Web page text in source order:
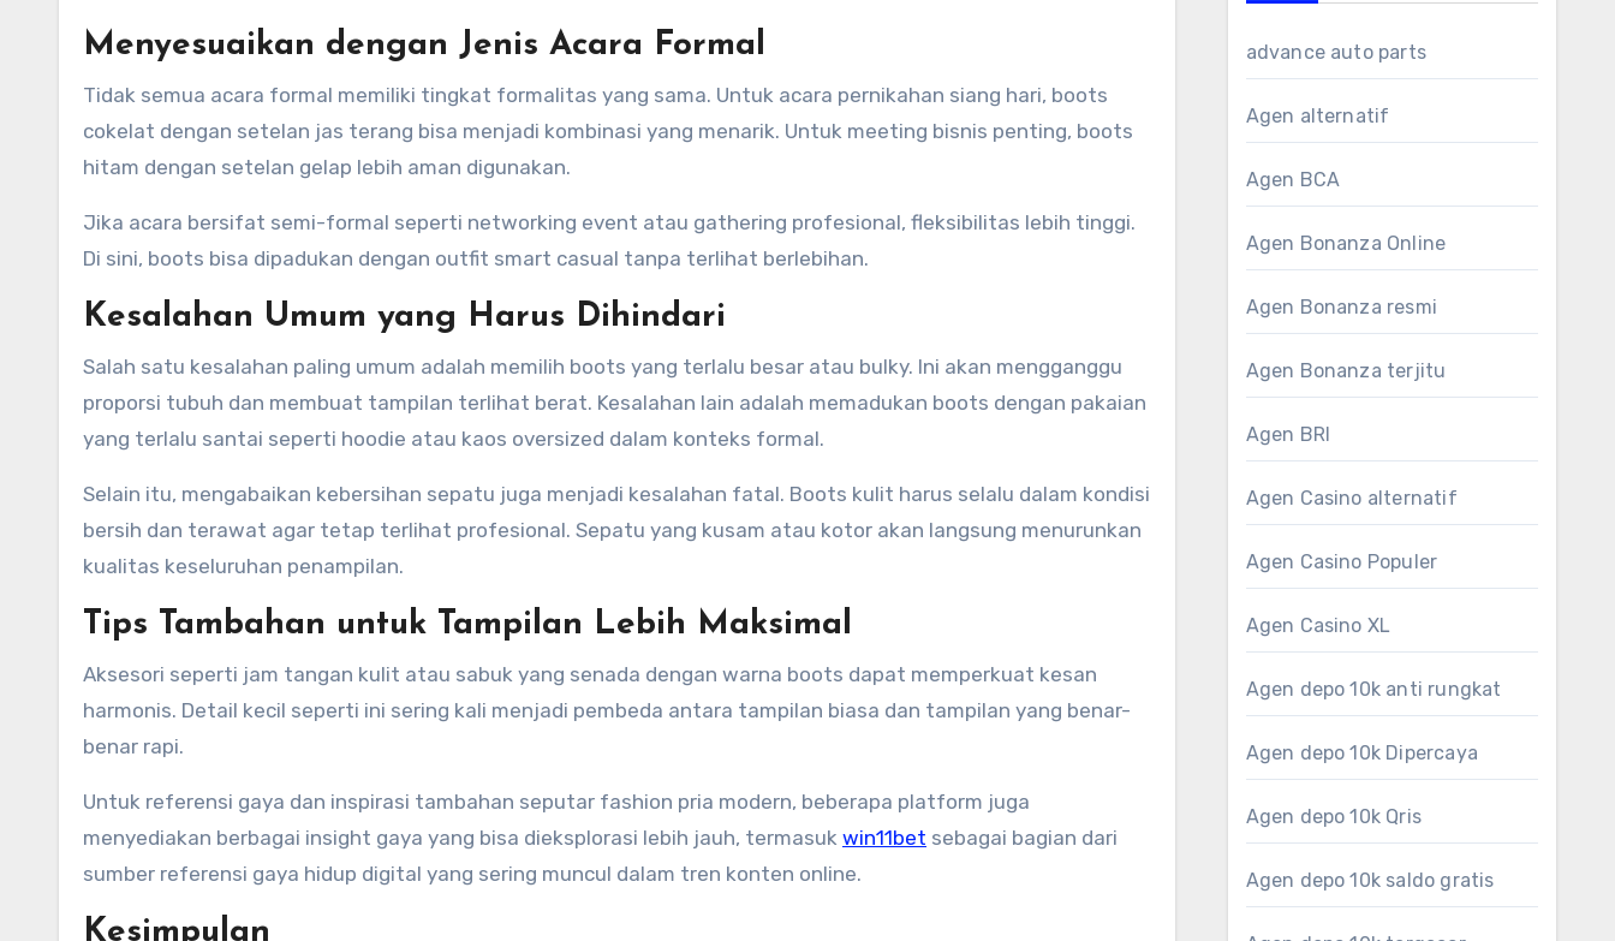
Menyesuaikan dengan Jenis Acara Formal
Tidak semua acara formal memiliki tingkat formalitas yang sama. Untuk acara pernikahan siang hari, boots
cokelat dengan setelan jas terang bisa menjadi kombinasi yang menarik. Untuk meeting bisnis penting, boots
hitam dengan setelan gelap lebih aman digunakan.
Jika acara bersifat semi-formal seperti networking event atau gathering profesional, fleksibilitas lebih tinggi.
Di sini, boots bisa dipadukan dengan outfit smart casual tanpa terlihat berlebihan.
Kesalahan Umum yang Harus Dihindari
Salah satu kesalahan paling umum adalah memilih boots yang terlalu besar atau bulky. Ini akan mengganggu
proporsi tubuh dan membuat tampilan terlihat berat. Kesalahan lain adalah memadukan boots dengan pakaian
yang terlalu santai seperti hoodie atau kaos oversized dalam konteks formal.
Selain itu, mengabaikan kebersihan sepatu juga menjadi kesalahan fatal. Boots kulit harus selalu dalam kondisi
bersih dan terawat agar tetap terlihat profesional. Sepatu yang kusam atau kotor akan langsung menurunkan
kualitas keseluruhan penampilan.
Tips Tambahan untuk Tampilan Lebih Maksimal
Aksesori seperti jam tangan kulit atau sabuk yang senada dengan warna boots dapat memperkuat kesan
harmonis. Detail kecil seperti ini sering kali menjadi pembeda antara tampilan biasa dan tampilan yang benar-
benar rapi.
Untuk referensi gaya dan inspirasi tambahan seputar fashion pria modern, beberapa platform juga
menyediakan berbagai insight gaya yang bisa dieksplorasi lebih jauh, termasuk win11bet sebagai bagian dari
sumber referensi gaya hidup digital yang sering muncul dalam tren konten online.
Kesimpulan
advance auto parts
Agen alternatif
Agen BCA
Agen Bonanza Online
Agen Bonanza resmi
Agen Bonanza terjitu
Agen BRI
Agen Casino alternatif
Agen Casino Populer
Agen Casino XL
Agen depo 10k anti rungkat
Agen depo 10k Dipercaya
Agen depo 10k Qris
Agen depo 10k saldo gratis